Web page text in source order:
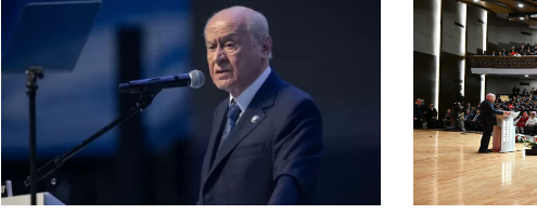
alan bir siyasi pozisyon belgesi niteliğindedir. Raporun
içeriği, Türkiye’nin iç siyasi dengelerine...
Grup